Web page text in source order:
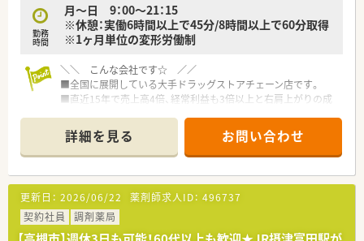
勤務
時間
月～日 9：00～21：15
※休憩：実働6時間以上で45分/8時間以上で60分取得
※1ヶ月単位の変形労働制
＼＼ こんな会社です☆ ／／
■全国に展開している大手ドラッグストアチェーン店です。
■直近15年で売上高4倍、経常利益も3倍以上と右肩上がりの成
■調剤併設のドラッグストア、病院門前やクリニックモール併
設、駅前型や郊外型店舗など様々な店舗のスタイルが安定・成長・
高収益に繋がっています。
■連休の取得も可能！有給休暇についても部署ごとに取得状況を
管理・取得を徹底しています。
■「社員購買割引制度」もございます。医薬品・化粧品・日用雑貨
などを社員価格での購入が可能です。
■プラチナくるみんマークも取得しており、子育てをサポートし
詳細を見る お問い合わせ
更新日： 2026/06/22 薬剤師求人ID： 496737
契約社員
調剤薬局